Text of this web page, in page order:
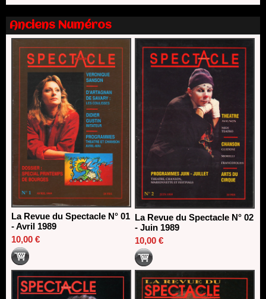
Dispositif SACD Auteurs d'espaces : les lauréats 2026
18/03/2026
Anciens Numéros
La Revue du Spectacle N° 01
- Avril 1989
10,00 €
La Revue du Spectacle N° 02
- Juin 1989
10,00 €